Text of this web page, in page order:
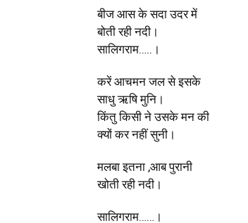
बीज आस के सदा उदर में
बोती रही नदी।
सालिगराम…..।
करें आचमन जल से इसके
साधु ऋषि मुनि।
किंतु किसी ने उसके मन की
क्यों कर नहीं सुनी।
मलबा इतना ,आब पुरानी
खोती रही नदी।
सालिगराम……।